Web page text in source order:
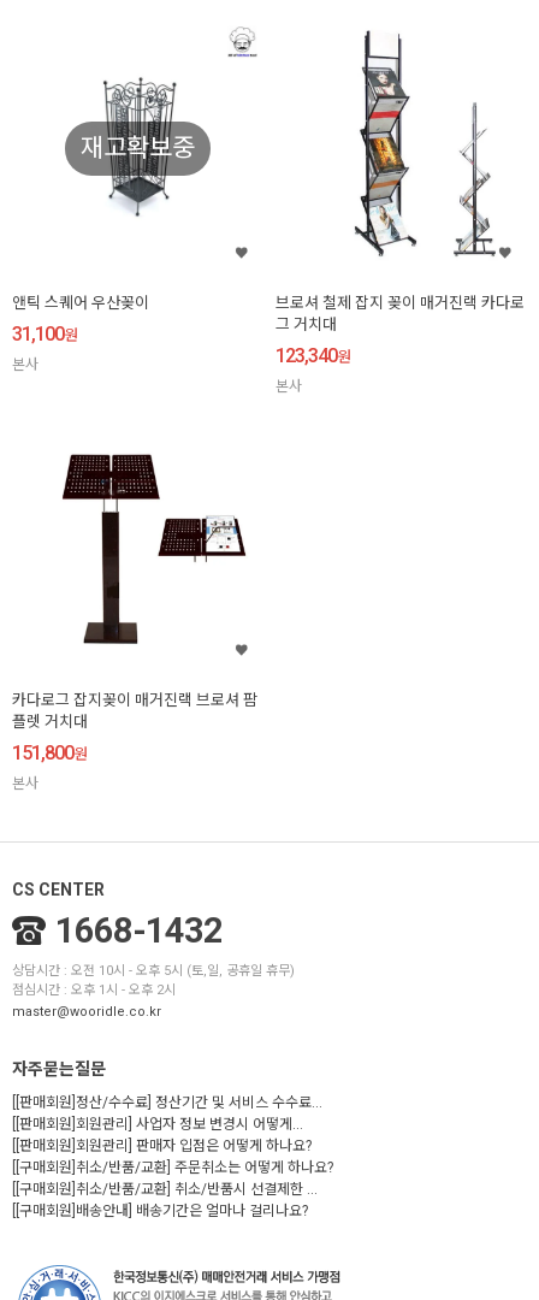
재고확보중
앤틱 스퀘어 우산꽂이
31,100원
본사
브로셔 철제 잡지 꽂이 매거진랙 카다로
그 거치대
123,340원
본사
카다로그 잡지꽂이 매거진랙 브로셔 팜
플렛 거치대
151,800원
본사
CS CENTER
1668-1432
상담시간 : 오전 10시 - 오후 5시 (토,일, 공휴일 휴무)
점심시간 : 오후 1시 - 오후 2시
master@wooridle.co.kr
자주묻는질문
[[판매회원]정산/수수료] 정산기간 및 서비스 수수료...
[[판매회원]회원관리] 사업자 정보 변경시 어떻게...
[[판매회원]회원관리] 판매자 입점은 어떻게 하나요?
[[구매회원]취소/반품/교환] 주문취소는 어떻게 하나요?
[[구매회원]취소/반품/교환] 취소/반품시 선결제한 ...
[[구매회원]배송안내] 배송기간은 얼마나 걸리나요?